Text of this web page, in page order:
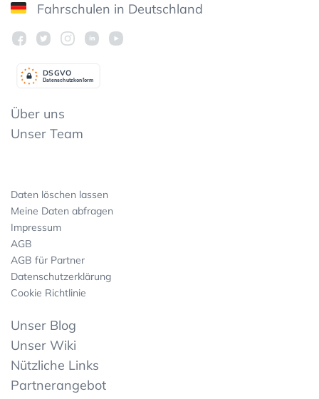
Fahrschulen in Deutschland
Datenschutzkonform
DSGVO
Über uns
Unser Team
Daten löschen lassen
Meine Daten abfragen
Impressum
AGB
AGB für Partner
Datenschutzerklärung
Cookie Richtlinie
Unser Blog
Unser Wiki
Nützliche Links
Partnerangebot